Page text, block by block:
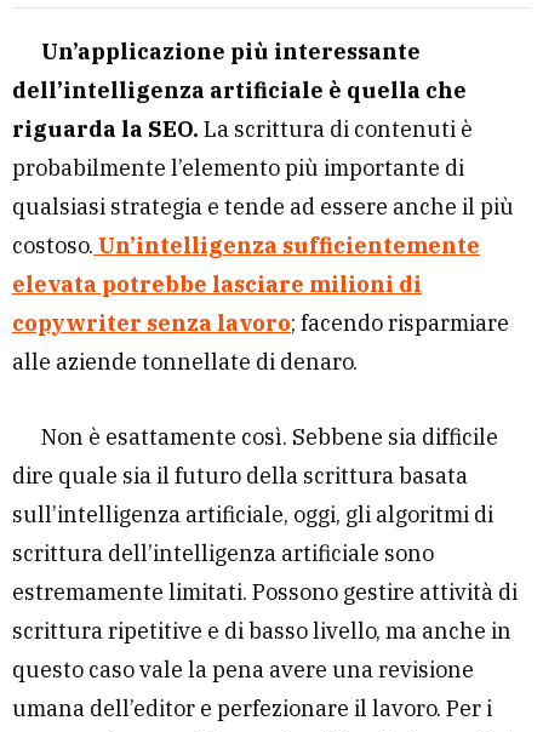
Un’applicazione più interessante
dell’intelligenza artificiale è quella che
riguarda la SEO. La scrittura di contenuti è
probabilmente l’elemento più importante di
qualsiasi strategia e tende ad essere anche il più
costoso. Un’intelligenza sufficientemente
elevata potrebbe lasciare milioni di
copywriter senza lavoro; facendo risparmiare
alle aziende tonnellate di denaro.
Non è esattamente così. Sebbene sia difficile
dire quale sia il futuro della scrittura basata
sull’intelligenza artificiale, oggi, gli algoritmi di
scrittura dell’intelligenza artificiale sono
estremamente limitati. Possono gestire attività di
scrittura ripetitive e di basso livello, ma anche in
questo caso vale la pena avere una revisione
umana dell’editor e perfezionare il lavoro. Per i